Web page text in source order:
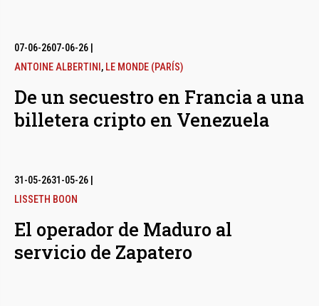
07-06-2607-06-26
ANTOINE ALBERTINI , LE MONDE (PARÍS)
De un secuestro en Francia a una
billetera cripto en Venezuela
31-05-2631-05-26
LISSETH BOON
El operador de Maduro al
servicio de Zapatero